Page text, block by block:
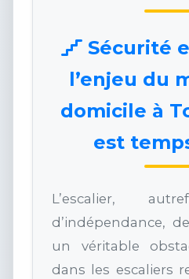
Sécurité
l’enjeu du
domicile à
est
L’escalier,
d’indépendance,
un véritable
dans les escaliers